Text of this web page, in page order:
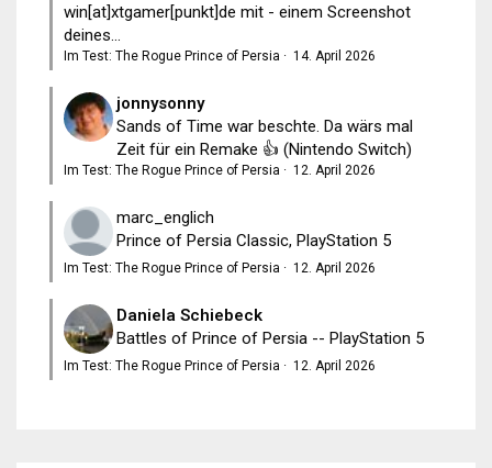
win[at]xtgamer[punkt]de mit - einem Screenshot
deines...
Im Test: The Rogue Prince of Persia · 14. April 2026
jonnysonny
Sands of Time war beschte. Da wärs mal
Zeit für ein Remake 👍 (Nintendo Switch)
Im Test: The Rogue Prince of Persia · 12. April 2026
marc_englich
Prince of Persia Classic, PlayStation 5
Im Test: The Rogue Prince of Persia · 12. April 2026
Daniela Schiebeck
Battles of Prince of Persia -- PlayStation 5
Im Test: The Rogue Prince of Persia · 12. April 2026